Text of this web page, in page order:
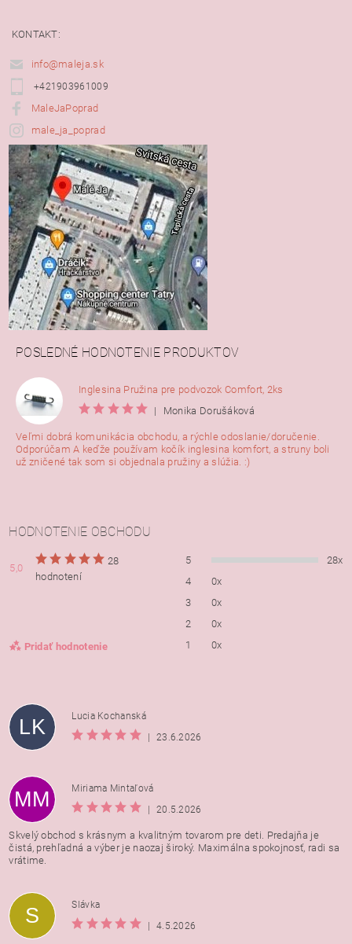
KONTAKT:
info@maleja.sk
+421903961009
MaleJaPoprad
male_ja_poprad
POSLEDNÉ HODNOTENIE PRODUKTOV
Inglesina Pružina pre podvozok Comfort, 2ks
|
Monika Dorušáková
Veľmi dobrá komunikácia obchodu, a rýchle odoslanie/doručenie.
Odporúčam A keďže používam kočík inglesina komfort, a struny boli
už zničené tak som si objednala pružiny a slúžia. :)
HODNOTENIE OBCHODU
5,0
28
hodnotení
Pridať hodnotenie
5
28x
4
0x
3
0x
2
0x
1
0x
Vložením hodnotenie súhlasíte s
osobných údajov
LK
Lucia Kochanská
|
23.6.2026
MM
Miriama Mintaľová
|
20.5.2026
Skvelý obchod s krásnym a kvalitným tovarom pre deti. Predajňa je
čistá, prehľadná a výber je naozaj široký. Maximálna spokojnosť, radi sa
vrátime.
S
Slávka
|
4.5.2026